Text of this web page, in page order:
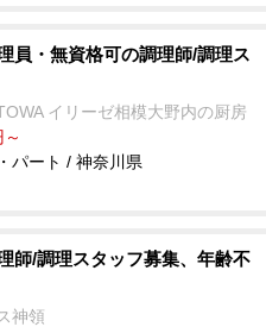
員・無資格可の調理師/調理ス
イリーゼ相模大野内の厨房
パート / 神奈川県
師/調理スタッフ募集、年齢不
神領